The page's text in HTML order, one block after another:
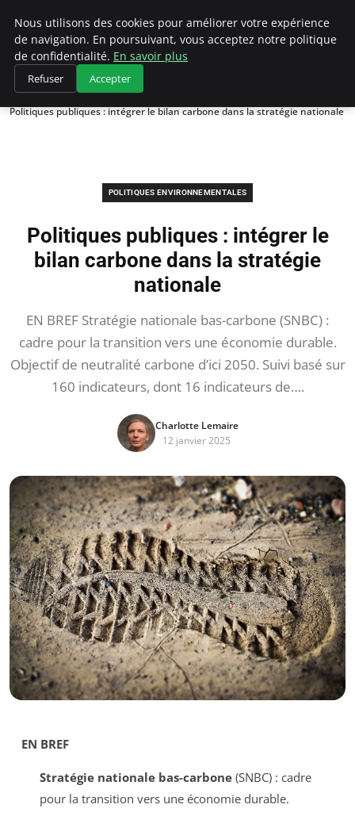
Climategatecountryclub.com
Accueil
Politiques environnementales
Politiques publiques : intégrer le bilan carbone dans la stratégie nationale
POLITIQUES ENVIRONNEMENTALES
Politiques publiques : intégrer le
bilan carbone dans la stratégie
nationale
EN BREF Stratégie nationale bas-carbone (SNBC) :
cadre pour la transition vers une économie durable.
Objectif de neutralité carbone d’ici 2050. Suivi basé sur
160 indicateurs, dont 16 indicateurs de….
Charlotte Lemaire
12 janvier 2025
EN BREF
Stratégie nationale bas-carbone(SNBC) : cadre
pour la transition vers une économie durable.
Nous utilisons des cookies pour améliorer votre expérience
de navigation. En poursuivant, vous acceptez notre politique
de confidentialité. En savoir plus
Refuser Accepter